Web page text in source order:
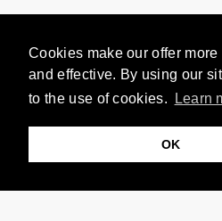
Cookies make our offer
and effective. By using our
to the use of cookies.
Learn
OK